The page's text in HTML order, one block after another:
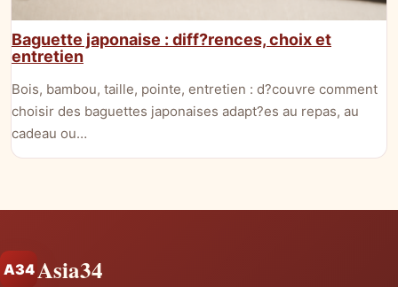
Baguette japonaise : diff?rences, choix et
entretien
Bois, bambou, taille, pointe, entretien : d?couvre comment
choisir des baguettes japonaises adapt?es au repas, au
cadeau ou…
A34Asia34